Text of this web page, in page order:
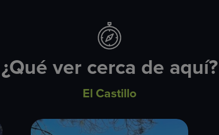
¿Qué ver cerca de aquí?
El Castillo